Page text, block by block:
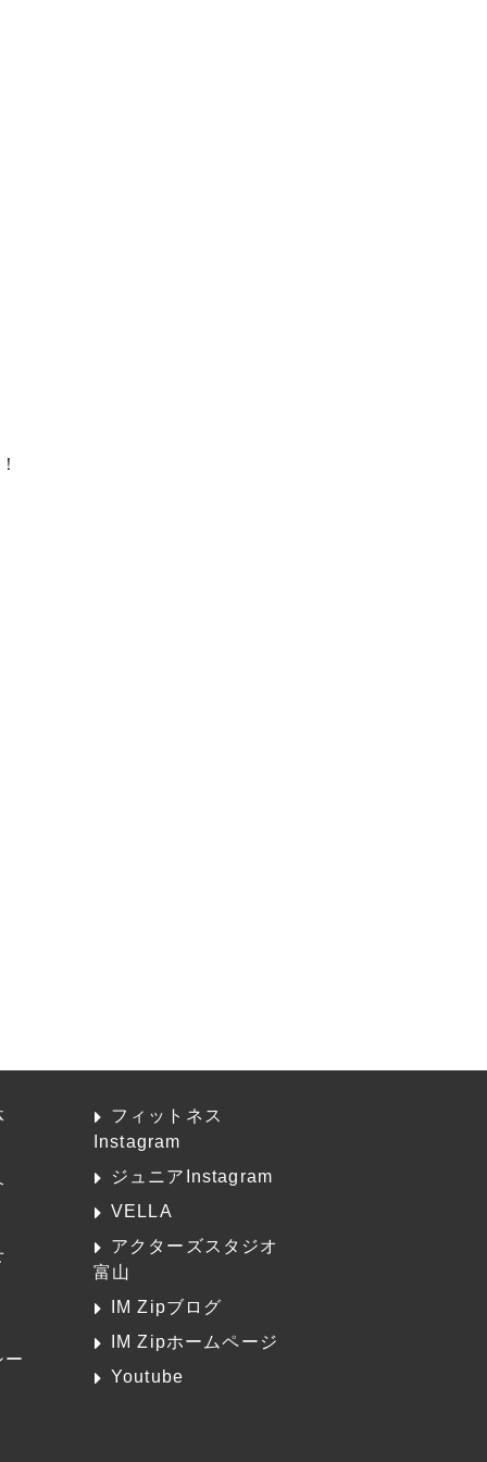
ー
フィットネス
Instagram
ジュニアInstagram
VELLA
アクターズスタジオ
富山
IM Zipブログ
IM Zipホームページ
Youtube